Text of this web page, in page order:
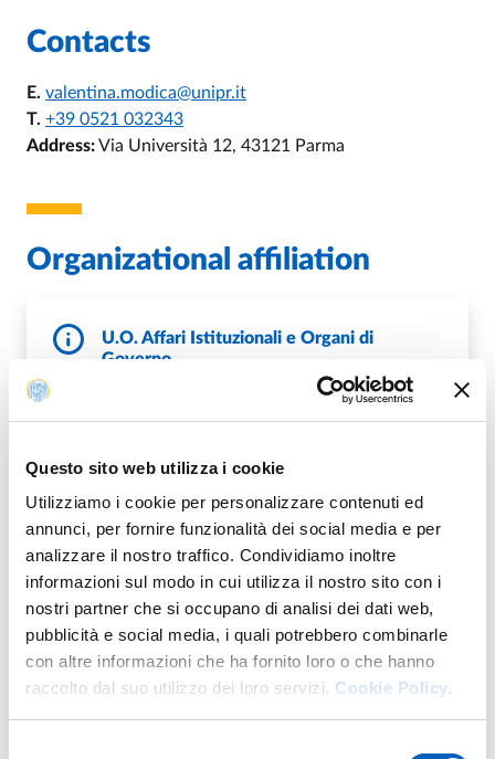
Questo sito web utilizza i cookie
Utilizziamo i cookie per personalizzare contenuti ed
annunci, per fornire funzionalità dei social media e per
analizzare il nostro traffico. Condividiamo inoltre
informazioni sul modo in cui utilizza il nostro sito con i
nostri partner che si occupano di analisi dei dati web,
pubblicità e social media, i quali potrebbero combinarle
con altre informazioni che ha fornito loro o che hanno
raccolto dal suo utilizzo dei loro servizi. Cookie Policy.
Contacts
E. valentina.modica@unipr.it
T. +39 0521 032343
Address:Via Università 12, 43121 Parma
Organizational affiliation
U.O. Affari Istituzionali e Organi di
Governo
GO TO DESCRIPTIONDI U.O. AFFARI ISTITUZIONALI E
More facility staff at this address
Personale tecnico amministrativo